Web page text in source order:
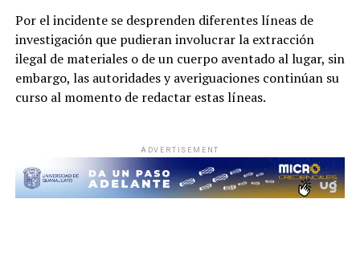
Por el incidente se desprenden diferentes líneas de
investigación que pudieran involucrar la extracción
ilegal de materiales o de un cuerpo aventado al lugar, sin
embargo, las autoridades y averiguaciones continúan su
curso al momento de redactar estas líneas.
ADVERTISEMENT